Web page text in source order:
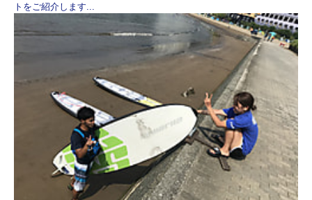
トをご紹介します...